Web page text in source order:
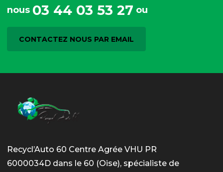
nous 03 44 03 53 27 ou
CONTACTEZ NOUS PAR EMAIL
Recycl’Auto 60 Centre Agrée VHU PR
6000034D dans le 60 (Oise), spécialiste de